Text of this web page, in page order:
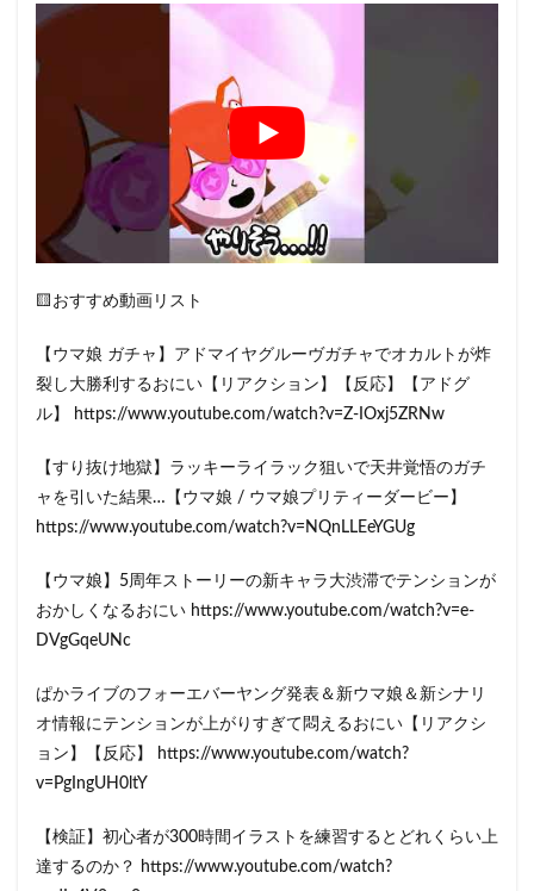
🟨おすすめ動画リスト
【ウマ娘 ガチャ】アドマイヤグルーヴガチャでオカルトが炸
裂し大勝利するおにい【リアクション】【反応】【アドグ
ル】 https://www.youtube.com/watch?v=Z-IOxj5ZRNw
【すり抜け地獄】ラッキーライラック狙いで天井覚悟のガチ
ャを引いた結果…【ウマ娘 / ウマ娘プリティーダービー】
https://www.youtube.com/watch?v=NQnLLEeYGUg
【ウマ娘】5周年ストーリーの新キャラ大渋滞でテンションが
おかしくなるおにい https://www.youtube.com/watch?v=e-
DVgGqeUNc
ぱかライブのフォーエバーヤング発表＆新ウマ娘＆新シナリ
オ情報にテンションが上がりすぎて悶えるおにい【リアクシ
ョン】【反応】 https://www.youtube.com/watch?
v=PgIngUH0ltY
【検証】初心者が300時間イラストを練習するとどれくらい上
達するのか？ https://www.youtube.com/watch?